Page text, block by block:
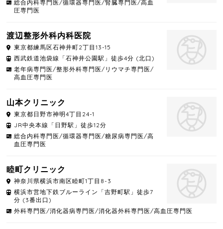
総合内科専門医/循環器専門医/腎臓専門医/高血
圧専門医
渡辺整形外科内科医院
東京都練馬区石神井町2丁目13-15
西武鉄道池袋線「石神井公園駅」徒歩4分 (北口)
老年病専門医/整形外科専門医/リウマチ専門医/
高血圧専門医
山本クリニック
東京都日野市神明4丁目24-1
JR中央本線「日野駅」徒歩12分
総合内科専門医/循環器専門医/糖尿病専門医/高
血圧専門医
睦町クリニック
神奈川県横浜市南区睦町1丁目8-3
横浜市営地下鉄ブルーライン「吉野町駅」徒歩7
分 (3番出口)
外科専門医/消化器病専門医/消化器外科専門医/高血圧専門医